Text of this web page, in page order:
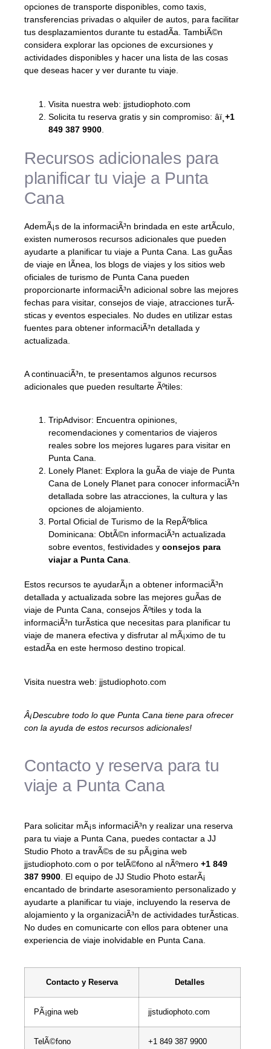
opciones de transporte disponibles, como taxis,
transferencias privadas o alquiler de autos, para facilitar
tus desplazamientos durante tu estadÃ­a. TambiÃ©n
considera explorar las opciones de excursiones y
actividades disponibles y hacer una lista de las cosas
que deseas hacer y ver durante tu viaje.
Visita nuestra web: jjstudiophoto.com
Solicita tu reserva gratis y sin compromiso: âï¸ +1
849 387 9900
Recursos adicionales para
planificar tu viaje a Punta
Cana
AdemÃ¡s de la informaciÃ³n brindada en este artÃ­culo,
existen numerosos recursos adicionales que pueden
ayudarte a planificar tu viaje a Punta Cana. Las guÃ­as
de viaje en lÃ­nea, los blogs de viajes y los sitios web
oficiales de turismo de Punta Cana pueden
proporcionarte informaciÃ³n adicional sobre las mejores
fechas para visitar, consejos de viaje, atracciones turÃ­
sticas y eventos especiales. No dudes en utilizar estas
fuentes para obtener informaciÃ³n detallada y
actualizada.
A continuaciÃ³n, te presentamos algunos recursos
adicionales que pueden resultarte Ãºtiles:
TripAdvisor: Encuentra opiniones,
recomendaciones y comentarios de viajeros
reales sobre los mejores lugares para visitar en
Punta Cana.
Lonely Planet: Explora la guÃ­a de viaje de Punta
Cana de Lonely Planet para conocer informaciÃ³n
detallada sobre las atracciones, la cultura y las
opciones de alojamiento.
Portal Oficial de Turismo de la RepÃºblica
Dominicana: ObtÃ©n informaciÃ³n actualizada
sobre eventos, festividades y consejos para
viajar a Punta Cana.
Estos recursos te ayudarÃ¡n a obtener informaciÃ³n
detallada y actualizada sobre las mejores guÃ­as de
viaje de Punta Cana, consejos Ãºtiles y toda la
informaciÃ³n turÃ­stica que necesitas para planificar tu
viaje de manera efectiva y disfrutar al mÃ¡ximo de tu
estadÃ­a en este hermoso destino tropical.
Visita nuestra web: jjstudiophoto.com
Â¡Descubre todo lo que Punta Cana tiene para ofrecer
con la ayuda de estos recursos adicionales!
Contacto y reserva para tu
viaje a Punta Cana
Para solicitar mÃ¡s informaciÃ³n y realizar una reserva
para tu viaje a Punta Cana, puedes contactar a JJ
Studio Photo a travÃ©s de su pÃ¡gina web
jjstudiophoto.com o por telÃ©fono al nÃºmero +1 849
387 9900 . El equipo de JJ Studio Photo estarÃ¡
encantado de brindarte asesoramiento personalizado y
ayudarte a planificar tu viaje, incluyendo la reserva de
alojamiento y la organizaciÃ³n de actividades turÃ­sticas.
No dudes en comunicarte con ellos para obtener una
experiencia de viaje inolvidable en Punta Cana.
Contacto y Reserva Detalles
PÃ¡gina web jjstudiophoto.com
TelÃ©fono +1 849 387 9900